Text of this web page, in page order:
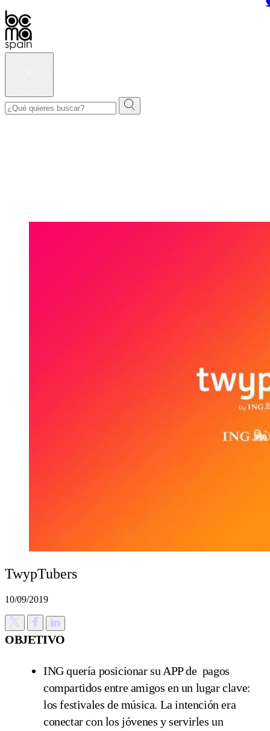
TwypTubers
10/09/2019
OBJETIVO
ING quería posicionar su APP de pagos
compartidos entre amigos en un lugar clave:
los festivales de música. La intención era
conectar con los jóvenes y servirles un